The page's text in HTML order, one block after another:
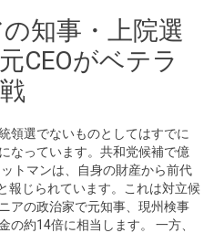
知事・上院選
CEOがベテラ
領選でないものとしてはすでに
なっています。共和党候補で億
トマンは、自身の財産から前代
報じられています。これは対立候
アの政治家で元知事、現州検事
の約14倍に相当します。 一方、